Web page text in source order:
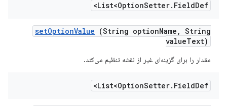
List<OptionSetter. FieldDef>
setOptionValue (String optionName , String
valueText)
مقدار را برای گزینه‌ای غیر از نقشه تنظیم می‌کند.
List<OptionSetter. FieldDef>